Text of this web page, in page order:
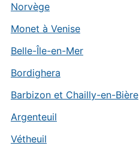
Norvège
Monet à Venise
Belle-Île-en-Mer
Bordighera
Barbizon et Chailly-en-Bière
Argenteuil
Vétheuil